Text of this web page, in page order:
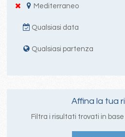
Mediterraneo
Qualsiasi data
Qualsiasi partenza
Affina la tua
Filtra i risultati trovati in